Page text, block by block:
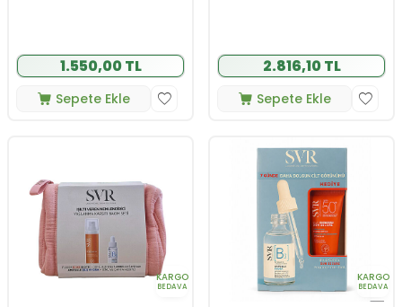
1.550,00 TL
Sepete Ekle
2.816,10 TL
Sepete Ekle
KARGO
BEDAVA
KARGO
BEDAVA